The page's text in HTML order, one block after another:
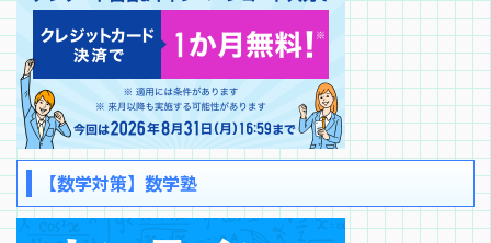
【数学対策】数学塾